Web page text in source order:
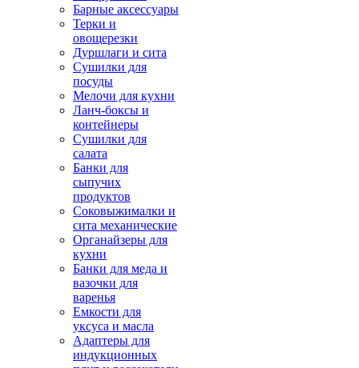
Барные аксессуары
Терки и
овощерезки
Дуршлаги и сита
Сушилки для
посуды
Мелочи для кухни
Ланч-боксы и
контейнеры
Сушилки для
салата
Банки для
сыпучих
продуктов
Соковыжималки и
сита механические
Органайзеры для
кухни
Банки для меда и
вазочки для
варенья
Емкости для
уксуса и масла
Адаптеры для
индукционных